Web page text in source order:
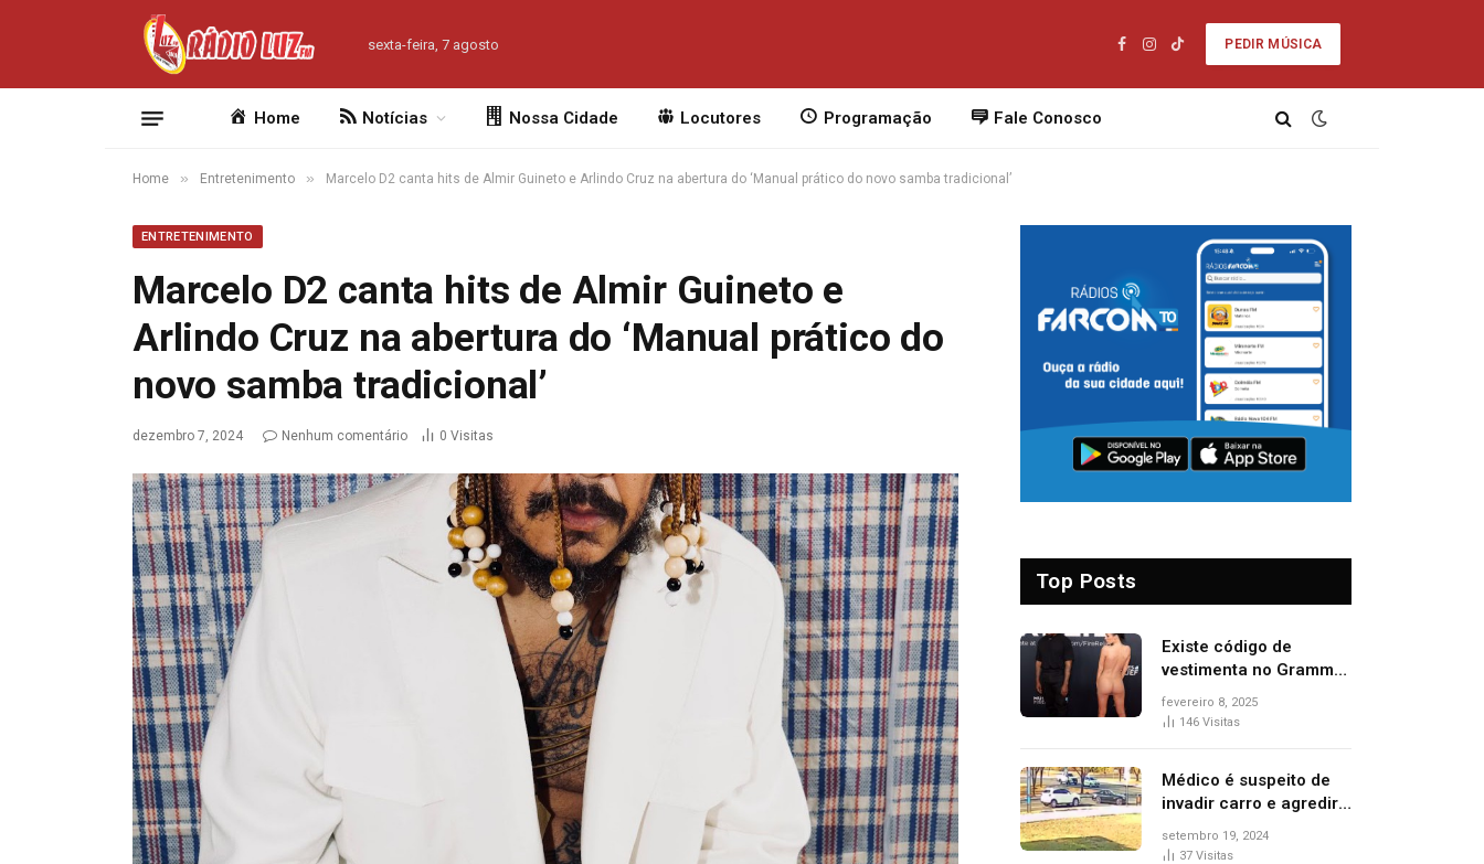
sexta-feira, 7 agosto
Facebook
Instagram
TikTok
PEDIR MÚSICA
Home Notícias Nossa Cidade Locutores Programação Fale Conosco
Home » Entretenimento » Marcelo D2 canta hits de Almir Guineto e Arlindo Cruz na abertura do ‘Manual prático do novo samba tradicional’
ENTRETENIMENTO
Marcelo D2 canta hits de Almir Guineto e
Arlindo Cruz na abertura do ‘Manual prático do
novo samba tradicional’
dezembro 7, 2024 Nenhum comentário 0 Visitas
Top Posts
Existe código de
vestimenta no Grammy?
Questionamento surgiu
após Bianca Censori,
premiação
fevereiro 8, 2025
146 Visitas
Médico é suspeito de
invadir carro e agredir
delegado aposentado
durante confusão no
setembro 19, 2024
37 Visitas